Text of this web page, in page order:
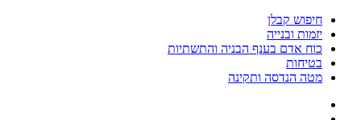
חיפוש קבלן
יזמות ובנייה
כוח אדם בענף הבניה והתשתיות
בטיחות
מטה הנדסה ותקינה